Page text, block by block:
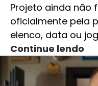
Projeto ainda não
oficialmente pela
elenco, data ou
Continue lendo